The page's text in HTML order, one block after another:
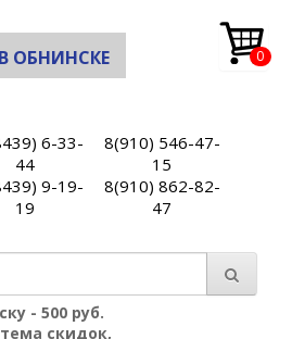
ОБНИНСКЕ 0
6-33-
44
9-19-
19
8(910) 546-47-
15
8(910) 862-82-
47
- 500 руб.
скидок,